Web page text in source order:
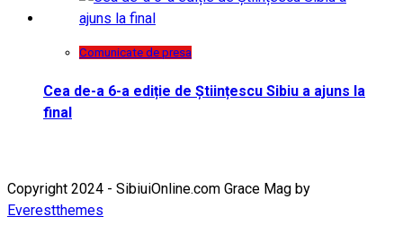
Comunicate de presa
Cea de-a 6-a ediție de Științescu Sibiu a ajuns la
final
Copyright 2024 - SibiuiOnline.com Grace Mag by
Everestthemes